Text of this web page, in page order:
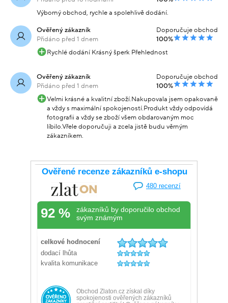
Výborný obchod, rychle a spolehlivě dodání.
Ověřený zákazník
Přidáno před 1 dnem
Doporučuje obchod
100%
Rychlé dodání Krásný šperk Přehlednost
Ověřený zákazník
Přidáno před 1 dnem
Doporučuje obchod
100%
Velmi krásné a kvalitní zboží.Nakupovala jsem opakovaně
a vždy s maximální spokojeností.Produkt vždy odpovídá
fotografii a vždy se zboží všem obdarovaným moc
líbilo.Vřele doporučuji a zcela jistě budu věrným
zákazníkem.